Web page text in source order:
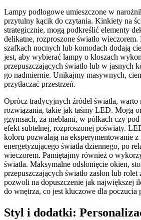
Lampy podłogowe umieszczone w
przytulny kącik do czytania. Kinkiety na
strategicznie, mogą podkreślić elementy
delikatne, rozproszone światło wieczorem.
szafkach nocnych lub komodach dodają
jest, aby wybierać lampy o kloszach
przepuszczających światło lub w jasnych
go nadmiernie. Unikajmy masywnych,
przytłaczać przestrzeń.
Oprócz tradycyjnych źródeł światła,
rozwiązania, takie jak taśmy LED. Mogą
gzymsach, za meblami, w półkach czy
efekt subtelnej, rozproszonej poświaty.
koloru pozwalają na eksperymentowanie z
energetyzującego światła dziennego, po
wieczorem. Pamiętajmy również o
światła. Maksymalne odsłonięcie okien,
przepuszczających światło zasłon lub
pozwoli na dopuszczenie jak największej
do wnętrza, co jest kluczowe dla poczucia
Styl i dodatki: